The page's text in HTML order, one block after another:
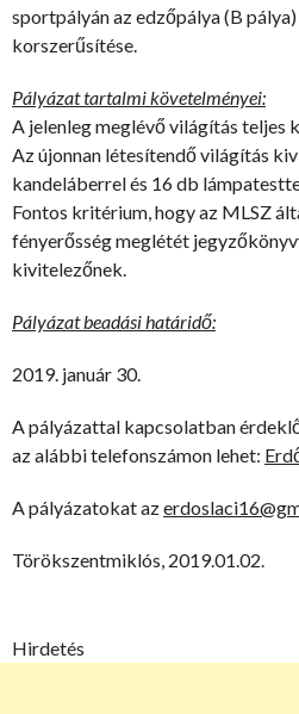
sportpályán az edzőpálya (B
korszerűsítése.
Pályázat tartalmi követelményei:
A jelenleg meglévő világítás teljes
Az újonnan létesítendő világítás
kandeláberrel és 16 db
Fontos kritérium, hogy az MLSZ
fényerősség meglétét
kivitelezőnek.
Pályázat beadási határidő:
2019. január 30.
A pályázattal kapcsolatban
az alábbi telefonszámon lehet:
A pályázatokat az
Törökszentmiklós, 2019.01.02.
Hirdetés